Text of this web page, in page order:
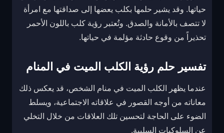
حياتها. وقد يشير حلمها بكلب يعضها إلى صداقتها مع امرأة
لا تتصف بالأمانة والصدق. وتُعتبر رؤية كلب باللون الأحمر
تحذيراً من وقوع حادثة مؤلمة في حياتها.
تفسير حلم رؤية الكلب الميت في المنام
عندما يظهر الكلب الميت في منام الشخص، قد يعكس ذلك
معاناته من أوجه القصور في علاقاته الاجتماعية، ويسلط
الضوء على الحاجة لتحسين تلك العلاقات من خلال التخلي
عن السلوكيات السلبية.